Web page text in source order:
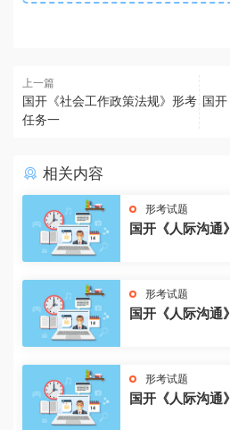
上一篇
国开《社会工作政策法规》形考
任务一
国
相关内容
形考试题
国开《人际沟通
形考试题
国开《人际沟通
形考试题
国开《人际沟通